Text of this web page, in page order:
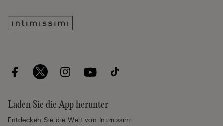
Laden Sie die App herunter
Entdecken Sie die Welt von Intimissimi